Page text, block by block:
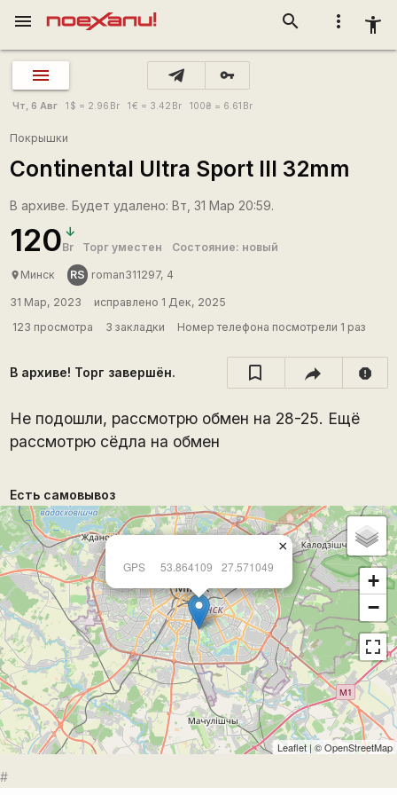
more_vert accessibility_new
search
menu
vpn_key
Чт, 6 Авг 1 $ = 2.96 Br 1€ = 3.42 Br 100₴ = 6.61 Br
Покрышки
Continental Ultra Sport III 32mm
В архиве. Будет удалено: Вт, 31 Мар 20:59.
120Br Торг уместен Состояние: новый
place Минск RS roman311297, 4
31 Мар, 2023
исправлено 1 Дек, 2025
123 просмотра
3 закладки Номер телефона посмотрели 1 раз
В архиве! Торг завершён. report
Не подошли, рассмотрю обмен на 28-25. Ещё
рассмотрю сёдла на обмен
Есть самовывоз
GPS 53.864109 27.571049
×
+
−
Leaflet | ©OpenStreetMap
#